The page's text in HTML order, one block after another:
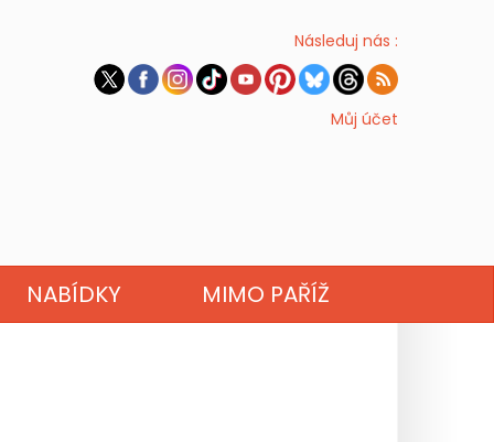
Následuj nás :
Můj účet
NABÍDKY MIMO PAŘÍŽ